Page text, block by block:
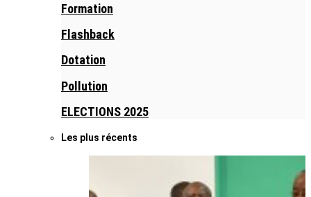
Formation
Flashback
Dotation
Pollution
ELECTIONS 2025
Les plus récents